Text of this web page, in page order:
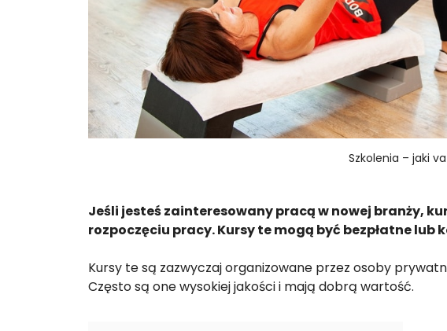
Szkolenia – jaki
Jeśli jesteś zainteresowany pracą w nowej branży,
rozpoczęciu pracy. Kursy te mogą być bezpłatne lub
Kursy te są zazwyczaj organizowane przez osoby
Często są one wysokiej jakości i mają dobrą wartość.